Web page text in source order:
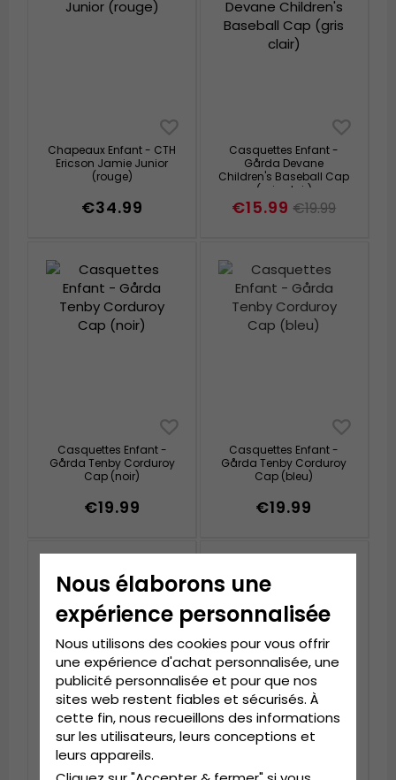
Chapeaux Enfant - CTH
Ericson Jamie Junior
(rouge)
€34.99
Casquettes Enfant -
Gårda Devane
Children's Baseball Cap
(gris clair)
€15.99 €19.99
Casquettes Enfant -
Gårda Tenby Corduroy
Cap (noir)
€19.99
Casquettes Enfant -
Gårda Tenby Corduroy
Cap (bleu)
€19.99
Casquettes Enfant -
Gårda Tenby Corduroy
Cap (rose)
Casquettes Enfant -
Baseball Cap
Nous élaborons une
expérience personnalisée
Nous utilisons des cookies pour vous offrir
une expérience d'achat personnalisée, une
publicité personnalisée et pour que nos
sites web restent fiables et sécurisés. À
cette fin, nous recueillons des informations
sur les utilisateurs, leurs conceptions et
leurs appareils.